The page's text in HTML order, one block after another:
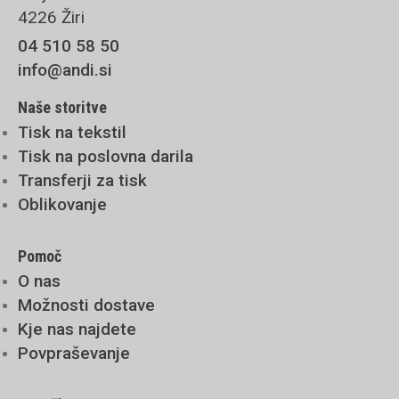
4226 Žiri
04 510 58 50
info@andi.si
Naše storitve
Tisk na tekstil
Tisk na poslovna darila
Transferji za tisk
Oblikovanje
Pomoč
O nas
Možnosti dostave
Kje nas najdete
Povpraševanje